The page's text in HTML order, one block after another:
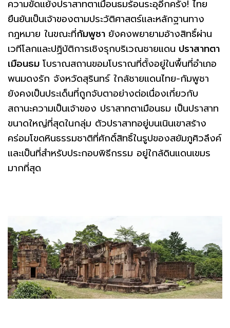
ความขัดแย้งปราสาทตาเมือนธมร้อนระอุอีกครั้ง! ไทย
ยืนยันเป็นเจ้าของตามประวัติศาสตร์และหลักฐานทาง
กฎหมาย ในขณะที่กัมพูชา ยังคงพยายามอ้างสิทธิ์ผ่าน
เวทีโลกและปฏิบัติการเชิงรุกบริเวณชายแดน ปราสาทตา
เมือนธม โบราณสถานขอมโบราณที่ตั้งอยู่ในพื้นที่อำเภอ
พนมดงรัก จังหวัดสุรินทร์ ใกล้ชายแดนไทย-กัมพูชา
ยังคงเป็นประเด็นที่ถูกจับตาอย่างต่อเนื่องเกี่ยวกับ
สถานะความเป็นเจ้าของ ปราสาทตาเมือนธม เป็นปราสาท
ขนาดใหญ่ที่สุดในกลุ่ม ตัวปราสาทอยู่บนเนินเขาสร้าง
คร่อมโขดหินธรรมชาติที่ศักดิ์สิทธิ์ในรูปของสยัมภูศิวลึงค์
และเป็นที่สำหรับประกอบพิธีกรรม อยู่ใกล้ดินแดนเขมร
มากที่สุด